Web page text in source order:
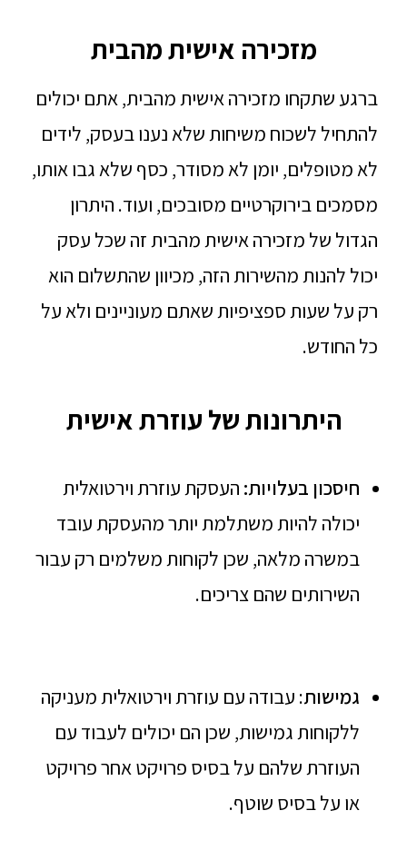
מזכירה אישית מהבית
ברגע שתקחו מזכירה אישית מהבית, אתם יכולים
להתחיל לשכוח משיחות שלא נענו בעסק, לידים
לא מטופלים, יומן לא מסודר, כסף שלא גבו אותו,
מסמכים בירוקרטיים מסובכים, ועוד. היתרון
הגדול של מזכירה אישית מהבית זה שכל עסק
יכול להנות מהשירות הזה, מכיוון שהתשלום הוא
רק על שעות ספציפיות שאתם מעוניינים ולא על
כל החודש.
היתרונות של עוזרת אישית
חיסכון בעלויות: העסקת עוזרת וירטואלית
יכולה להיות משתלמת יותר מהעסקת עובד
במשרה מלאה, שכן לקוחות משלמים רק עבור
השירותים שהם צריכים.
גמישות: עבודה עם עוזרת וירטואלית מעניקה
ללקוחות גמישות, שכן הם יכולים לעבוד עם
העוזרת שלהם על בסיס פרויקט אחר פרויקט
או על בסיס שוטף.